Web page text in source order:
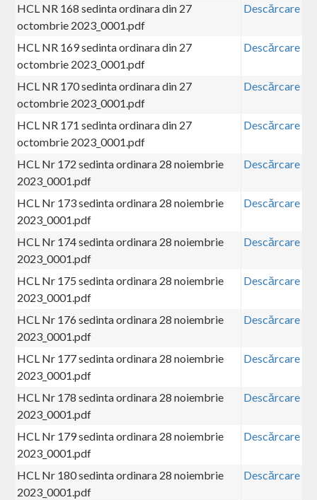
HCL NR 168 sedinta ordinara din 27
octombrie 2023_0001.pdf
Descărcare
HCL NR 169 sedinta ordinara din 27
octombrie 2023_0001.pdf
Descărcare
HCL NR 170 sedinta ordinara din 27
octombrie 2023_0001.pdf
Descărcare
HCL NR 171 sedinta ordinara din 27
octombrie 2023_0001.pdf
Descărcare
HCL Nr 172 sedinta ordinara 28 noiembrie
2023_0001.pdf
Descărcare
HCL Nr 173 sedinta ordinara 28 noiembrie
2023_0001.pdf
Descărcare
HCL Nr 174 sedinta ordinara 28 noiembrie
2023_0001.pdf
Descărcare
HCL Nr 175 sedinta ordinara 28 noiembrie
2023_0001.pdf
Descărcare
HCL Nr 176 sedinta ordinara 28 noiembrie
2023_0001.pdf
Descărcare
HCL Nr 177 sedinta ordinara 28 noiembrie
2023_0001.pdf
Descărcare
HCL Nr 178 sedinta ordinara 28 noiembrie
2023_0001.pdf
Descărcare
HCL Nr 179 sedinta ordinara 28 noiembrie
2023_0001.pdf
Descărcare
HCL Nr 180 sedinta ordinara 28 noiembrie
2023_0001.pdf
Descărcare